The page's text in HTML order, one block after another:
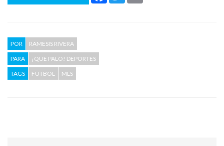
POR
RAMESIS RIVERA
PARA
¡QUE PALO! DEPORTES
TAGS
FUTBOL MLS